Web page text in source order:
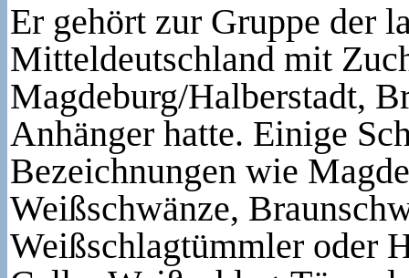
Er gehört zur Gruppe der
Mitteldeutschland mit
Magdeburg/Halberstadt,
Anhänger hatte. Einige
Bezeichnungen wie
Weißschwänze,
Weißschlagtümmler oder